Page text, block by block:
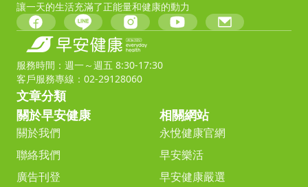
讓一天的生活充滿了正能量和健康的動力
服務時間：週一～週五 8:30-17:30
客戶服務專線：02-29128060
文章分類
關於早安健康
關於我們
聯絡我們
廣告刊登
相關網站
永悅健康官網
早安樂活
早安健康嚴選